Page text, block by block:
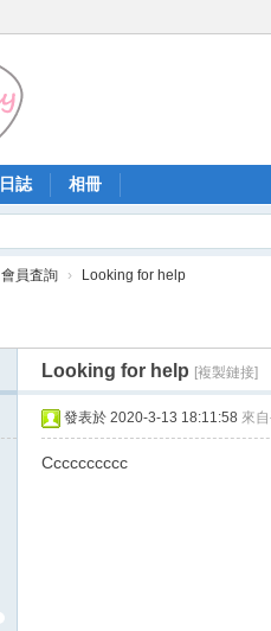
日誌 相冊
會員査詢 › Looking for help
Looking for help [複製鏈接]
發表於 2020-3-13 18:11:58 來
Cccccccccc